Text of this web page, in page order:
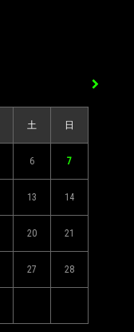
土 日
6 7
13 14
20 21
27 28